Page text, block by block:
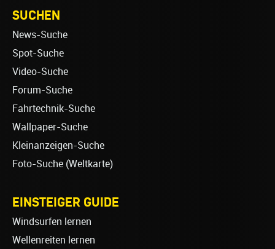
SUCHEN
News-Suche
Spot-Suche
Video-Suche
Forum-Suche
Fahrtechnik-Suche
Wallpaper-Suche
Kleinanzeigen-Suche
Foto-Suche (Weltkarte)
EINSTEIGER GUIDE
Windsurfen lernen
Wellenreiten lernen